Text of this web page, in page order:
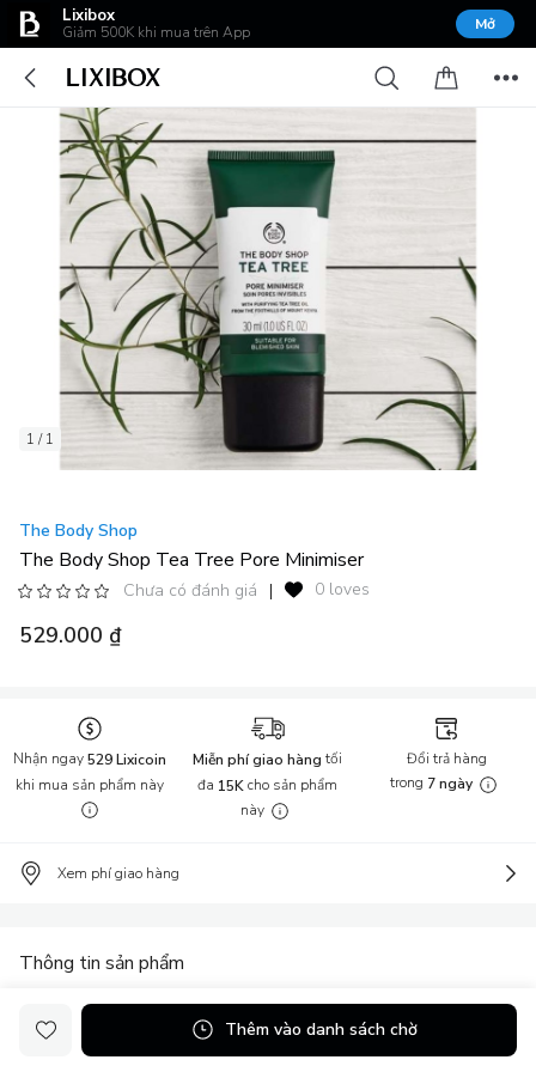
Lixibox
Giảm 500K khi mua trên App Mở
1 / 1
The Body Shop
The Body Shop Tea Tree Pore Minimiser
Chưa có đánh giá | 0 loves
529.000 ₫
Nhận ngay529 Lixicoin
khi mua sản phẩm này
Miễn phí giao hàngtối
đa 15Kcho sản phẩm
này
Đổi trả hàng
trong 7 ngày
Xem phí giao hàng
Thông tin sản phẩm
The Body Shop, là một công ty sản xuất sản phẩm dưỡng da và
mỹ phẩm của Anh được Dame Anita Roddick thành lập năm 1976
tại Brighton. The Body Shop được xem là thương hiệu thân thiện
Thêm vào danh sách chờ